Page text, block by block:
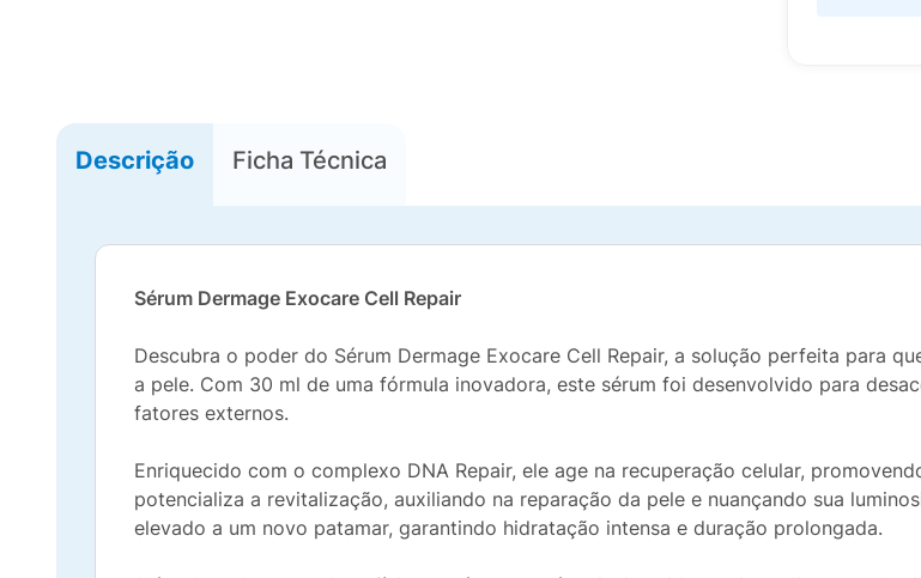
Descrição Ficha Técnica
Sérum Dermage Exocare Cell Repair
Descubra o poder do Sérum Dermage Exocare Cell Repair, a solução perfeita para
a pele. Com 30 ml de uma fórmula inovadora, este sérum foi desenvolvido para
fatores externos.
Enriquecido com o complexo DNA Repair, ele age na recuperação celular,
potencializa a revitalização, auxiliando na reparação da pele e nuançando sua
elevado a um novo patamar, garantindo hidratação intensa e duração prolongada.